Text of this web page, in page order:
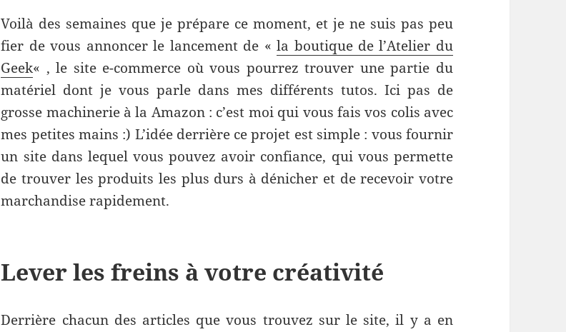
Voilà des semaines que je prépare ce moment, et je ne suis pas peu
fier de vous annoncer le lancement de «la boutique de l’Atelier du
Geek« , le site e-commerce où vous pourrez trouver une partie du
matériel dont je vous parle dans mes différents tutos. Ici pas de
grosse machinerie à la Amazon : c’est moi qui vous fais vos colis avec
mes petites mains :) L’idée derrière ce projet est simple : vous fournir
un site dans lequel vous pouvez avoir confiance, qui vous permette
de trouver les produits les plus durs à dénicher et de recevoir votre
marchandise rapidement.
Lever les freins à votre créativité
Derrière chacun des articles que vous trouvez sur le site, il y a en